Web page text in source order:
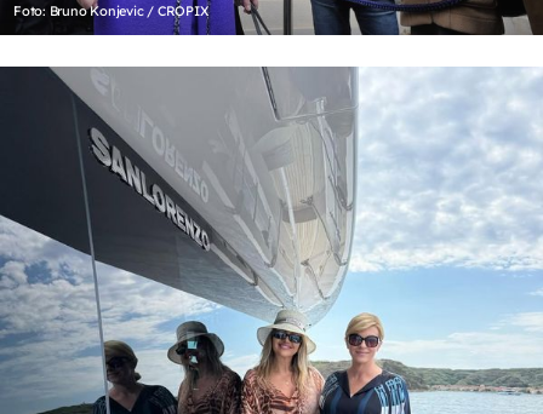
Foto: Bruno Konjevic / CROPIX